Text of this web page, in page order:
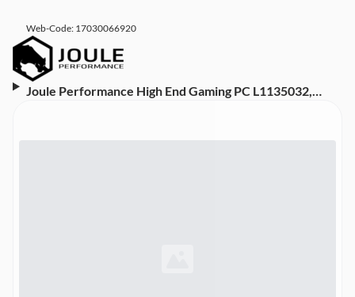
Web-Code: 17030066920
Joule Performance High End Gaming PC L1135032,